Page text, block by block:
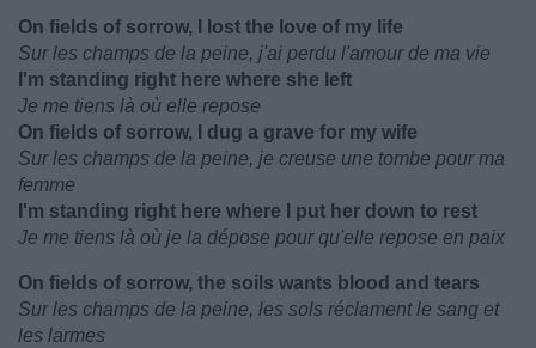
On fields of sorrow, I lost the love of my life
Sur les champs de la peine, j'ai perdu l'amour de ma vie
I'm standing right here where she left
Je me tiens là où elle repose
On fields of sorrow, I dug a grave for my wife
Sur les champs de la peine, je creuse une tombe pour ma
femme
I'm standing right here where I put her down to rest
Je me tiens là où je la dépose pour qu'elle repose en paix
On fields of sorrow, the soils wants blood and tears
Sur les champs de la peine, les sols réclament le sang et
les larmes